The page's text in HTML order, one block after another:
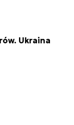
Ukraina